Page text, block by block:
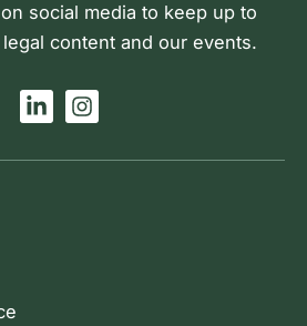
social media to keep up to
content and our events.
L
i
k
I
n
t